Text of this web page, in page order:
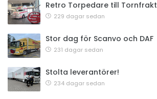
Retro Torpedare till Tornfrakt
229 dagar sedan
Stor dag för Scanvo och DAF
231 dagar sedan
Stolta leverantörer!
234 dagar sedan